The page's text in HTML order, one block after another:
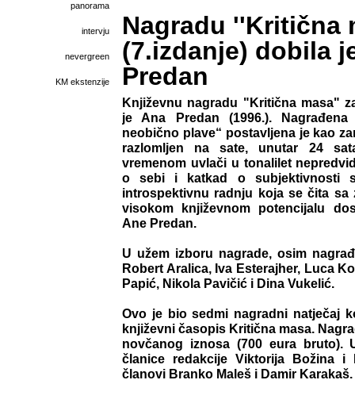
panorama
intervju
nevergreen
KM ekstenzije
Nagradu ''Kritična
(7.izdanje) dobila
Predan
Književnu nagradu "Kritična masa"
je Ana Predan (1996.).
neobično plave“ postavljena je kao
razlomljen na sate, unutar 24
vremenom uvlači u tonalilet
o sebi i katkad o subjektivnosti
introspektivnu radnju koja se čita sa
visokom književnom potencijalu
Ane Predan.
U užem izboru nagrade, osim
Robert Aralica, Iva Esterajher, Luca
Papić, Nikola Pavičić i Dina Vukelić.
Ovo je bio sedmi nagradni natječaj
književni časopis Kritična masa.
novčanog iznosa (700 eura bruto).
članice redakcije Viktorija Božina i
članovi Branko Maleš i Damir Karakaš.